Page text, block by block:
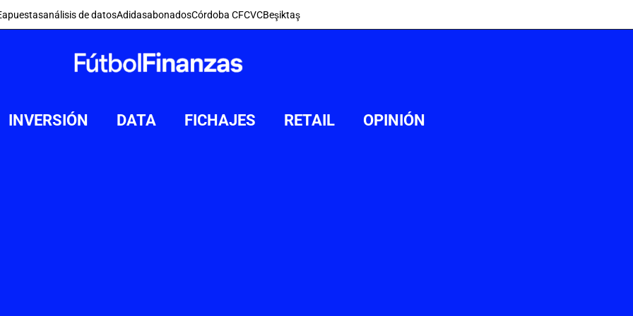
apuestasanálisis de datosAdidasabonadosCórdoba CFCVCBeşiktaş
INVERSIÓN DATA FICHAJES RETAIL OPINIÓN